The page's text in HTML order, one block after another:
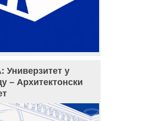
у
– Архитектонски